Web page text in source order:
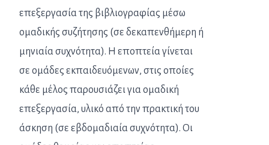
επεξεργασία της βιβλιογραφίας μέσω
ομαδικής συζήτησης (σε δεκαπενθήμερη ή
μηνιαία συχνότητα). Η εποπτεία γίνεται
σε ομάδες εκπαιδευόμενων, στις οποίες
κάθε μέλος παρουσιάζει για ομαδική
επεξεργασία, υλικό από την πρακτική του
άσκηση (σε εβδομαδιαία συχνότητα). Οι